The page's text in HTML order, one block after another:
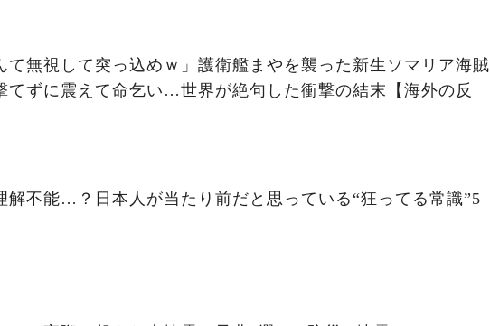
て無視して突っ込めｗ」護衛艦まやを襲った新生ソマリア海賊
てずに震えて命乞い…世界が絶句した衝撃の結末【海外の反
解不能…？日本人が当たり前だと思っている“狂ってる常識”5